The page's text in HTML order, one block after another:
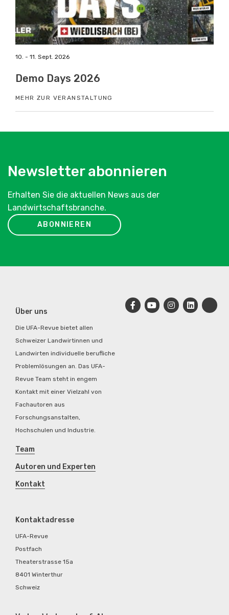
10. - 11. Sept. 2026
Demo Days 2026
MEHR ZUR VERANSTALTUNG
Newsletter abonnieren
Erhalten Sie die aktuellen News aus der
Landwirtschaftsbranche.
ABONNIEREN
Über uns
Die UFA-Revue bietet allen
Schweizer Landwirtinnen und
Landwirten individuelle berufliche
Problemlösungen an. Das UFA-
Revue Team steht in engem
Kontakt mit einer Vielzahl von
Fachautoren aus
Forschungsanstalten,
Hochschulen und Industrie.
Team
Autoren und Experten
Kontakt
Kontaktadresse
UFA-Revue
Postfach
Theaterstrasse 15a
8401 Winterthur
Schweiz